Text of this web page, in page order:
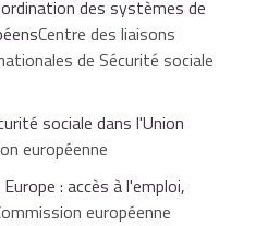
de chômage dans votre
vous devez :
l'agence Pôle emploi
des systèmes de
Centre des liaisons
de Sécurité sociale
sociale dans l'Union
européenne
: accès à l'emploi,
européenne